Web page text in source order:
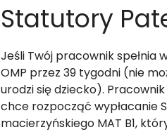
Statutory
Jeśli Twój pracownik spełnia
OMP przez 39 tygodni (nie
urodzi się dziecko).
chce rozpocząć wypłacanie
macierzyńskiego MAT B1,